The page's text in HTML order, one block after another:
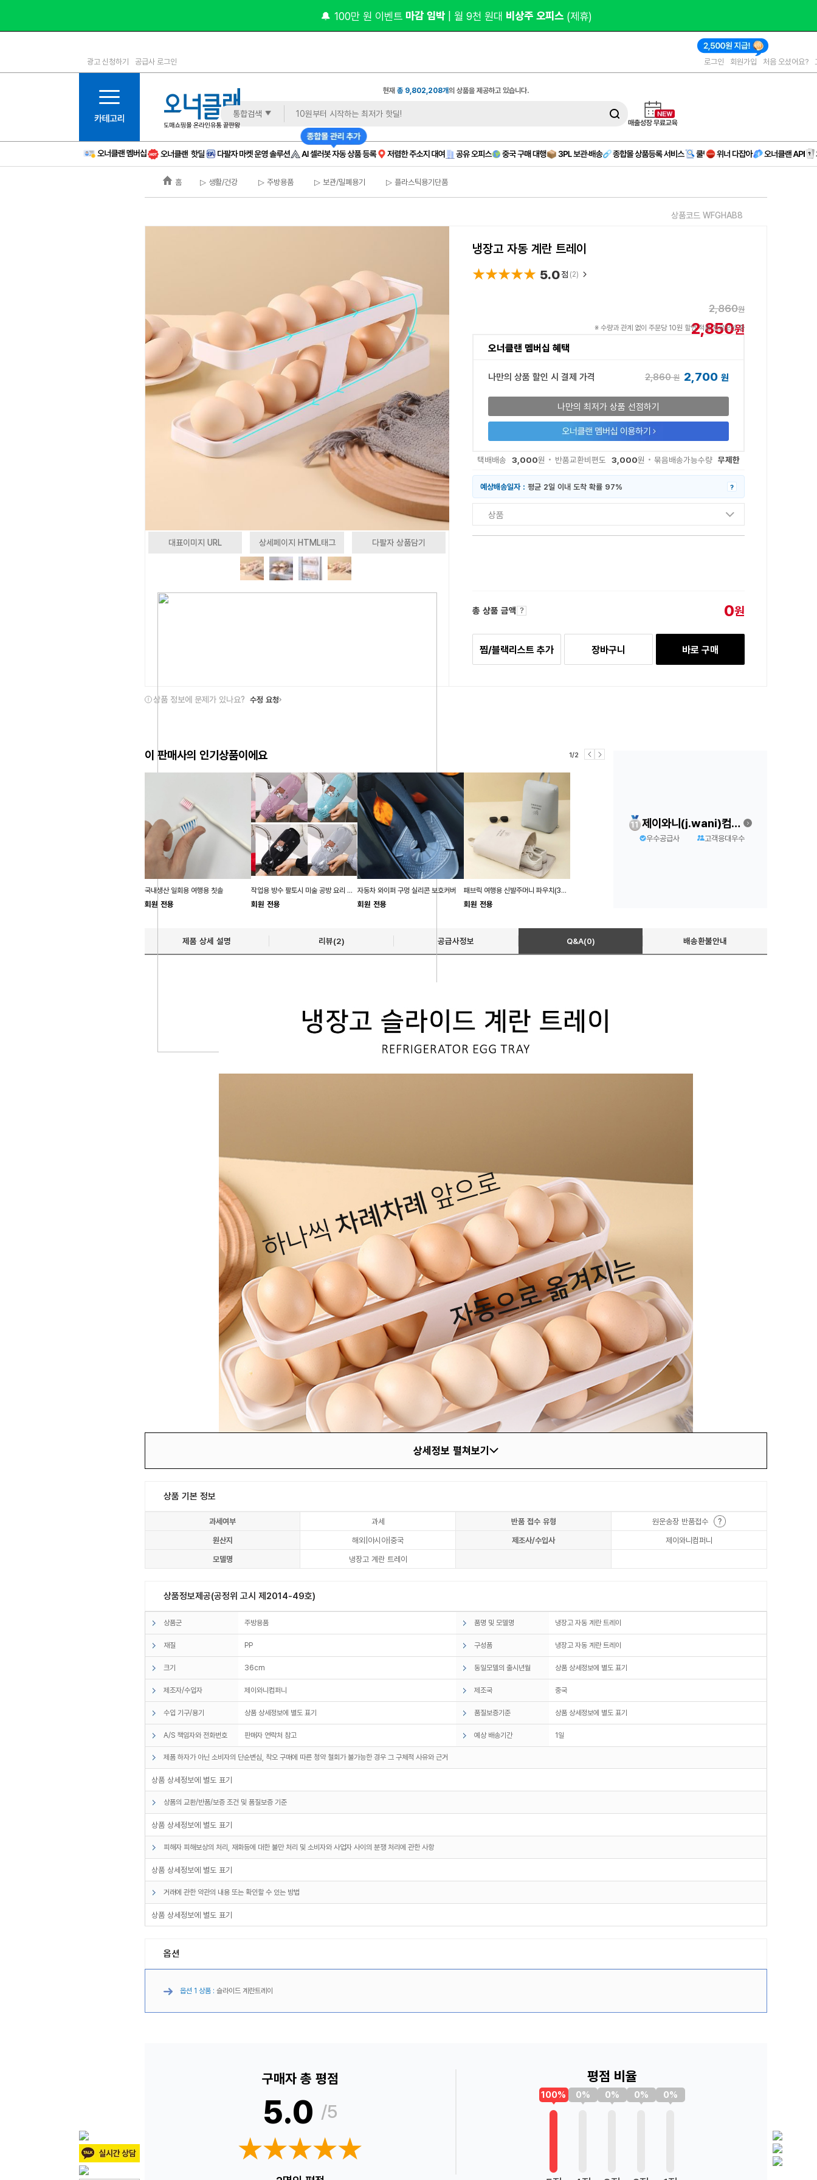
1등급
6등급
11등급
12등급
15등급
16등급
🔔 100만 원 이벤트 마감 임박 | 월 9천 원대 비상주 오피스 (제휴)
광고 신청하기 공급사 로그인 로그인 회원가입 처음 오셨어요?
현재총 9,802,208개의 상품을 제공하고 있습니다.
통합검색
홈 ▷ 생활/건강 ▷ 주방용품 ▷ 보관/밀폐용기 ▷ 플라스틱용기단품
상품코드 WFGHAB8
대표이미지 URL 상세페이지 HTML태그 다팔자 상품담기
냉장고 자동 계란 트레이
★★★★★
★★★★★ 5.0점 (2)
2,860원
2,850원
※ 수량과 관계 없이 주문당 10원 할인 적용 프로모션 중
오너클랜 멤버십 혜택
나만의 상품 할인 시 결제 가격 2,860원 2,700 원
나만의 최저가 상품 선점하기
택배배송 3,000원 반품교환비편도 3,000원 묶음배송가능수량 무제한
예상배송일자 : 평균 2일 이내 도착 확률 97% ?
상품
총 상품 금액 0원
찜/블랙리스트 추가 장바구니 바로 구매
상품 정보에 문제가 있나요? 수정 요청
이 판매사의 인기상품이에요 1/2
국내생산 일회용 여행용 칫솔
회원 전용
작업용 방수 팔토시 미술 공방 요리 학원 팔토시
회원 전용
자동차 와이퍼 구멍 실리콘 보호커버
회원 전용
패브릭 여행용 신발주머니 파우치(3가지색상)
회원 전용
제이와니(j.wani)컴퍼니
우수공급사 고객응대우수
제품 상세 설명 리뷰(2) 공급사정보 Q&A(0) 배송환불안내
상세정보 펼쳐보기
상품 기본 정보
과세여부 과세 반품 접수 유형
원운송장 반품접수
원산지
해외|아시아|중국 제조사/수입사
제이와니컴퍼니
모델명
냉장고 계란 트레이
상품정보제공(공정위 고시 제2014-49호)
상품군 주방용품 품명 및 모델명 냉장고 자동 계란 트레이
재질 PP 구성품 냉장고 자동 계란 트레이
크기 36cm 동일모델의 출시년월 상품 상세정보에 별도 표기
제조자/수입자 제이와니컴퍼니 제조국 중국
수입 기구/용기 상품 상세정보에 별도 표기 품질보증기준 상품 상세정보에 별도 표기
A/S 책임자와 전화번호 판매자 연락처 참고 예상 배송기간 1일
제품 하자가 아닌 소비자의 단순변심, 착오 구매에 따른 청약 철회가 불가능한 경우 그 구체적 사유와 근거
상품 상세정보에 별도 표기
상품의 교환/반품/보증 조건 및 품질보증 기준
상품 상세정보에 별도 표기
피해자 피해보상의 처리, 재화등에 대한 불만 처리 및 소비자와 사업자 사이의 분쟁 처리에 관한 사항
상품 상세정보에 별도 표기
거래에 관한 약관의 내용 또는 확인할 수 있는 방법
상품 상세정보에 별도 표기
옵션
옵션 1 상품 : 슬라이드 계란트레이
구매자 총 평점
5.0 /5
★★★★★
★★★★★
평점 비율
100% 0% 0% 0% 0%